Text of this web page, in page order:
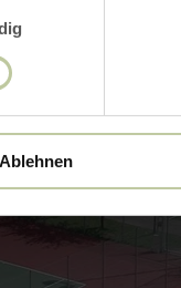
Ablehnen